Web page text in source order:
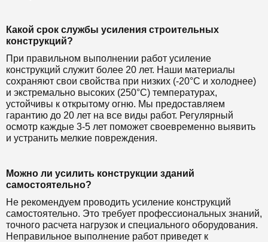
Какой срок службы усиления строительных
конструкций?
При правильном выполнении работ усиление
конструкций служит более 20 лет. Наши материалы
сохраняют свои свойства при низких (-20°C и холоднее)
и экстремально высоких (250°C) температурах,
устойчивы к открытому огню. Мы предоставляем
гарантию до 20 лет на все виды работ. Регулярный
осмотр каждые 3-5 лет поможет своевременно выявить
и устранить мелкие повреждения.
Можно ли усилить конструкции зданий
самостоятельно?
Не рекомендуем проводить усиление конструкций
самостоятельно. Это требует профессиональных знаний,
точного расчета нагрузок и специального оборудования.
Неправильное выполнение работ приведет к